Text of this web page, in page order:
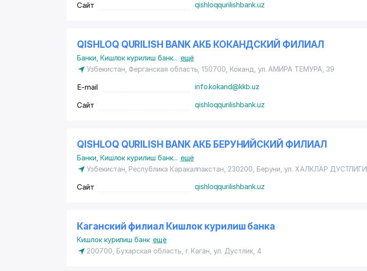
Сайт qishloqqurilishbank.uz
QISHLOQ QURILISH BANK АКБ КОКАНДСКИЙ ФИЛИАЛ
Банки Кишлок курилиш банк... ещё
Узбекистан, Ферганская область, 150700, Коканд, ул. АМИРА ТЕМУРА , 39
E-mail info.kokand@kkb.uz
Сайт qishloqqurilishbank.uz
QISHLOQ QURILISH BANK АКБ БЕРУНИЙСКИЙ ФИЛИАЛ
Банки Кишлок курилиш банк... ещё
Узбекистан, Республика Каракалпакстан, 230200, Беруни,ул. ХАЛКЛАР ДУСТЛИГИ
Сайт qishloqqurilishbank.uz
Каганский филиал Кишлок курилиш банка
Кишлок курилиш банк ещё
200700, Бухарская область, г. Каган, ул. Дустлик, 4